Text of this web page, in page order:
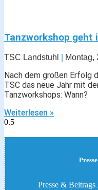
Tanzworkshop geht
TSC Landstuhl Montag,
Nach dem großen Erfolg
TSC das neue Jahr mit
Tanzworkshops: Wann?
Weiterlesen »
Presse &